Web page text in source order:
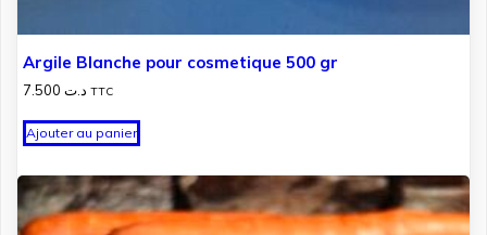
Argile Blanche pour cosmetique 500 gr
د.ت TTC
Ajouter au panier